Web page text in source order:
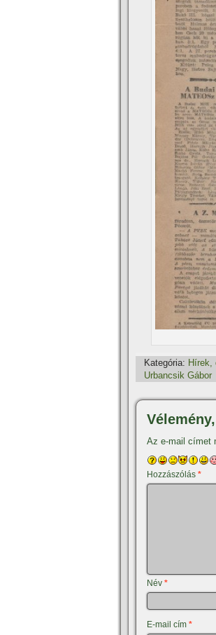
Kategória: Hí­rek,
Urbancsik Gábor
Az e-mail címet
Hozzászólás *
Név *
E-mail cím *